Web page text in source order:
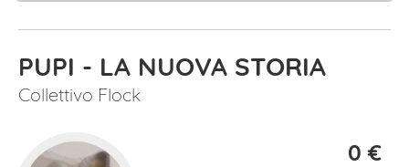
PUPI - LA NUOVA STORIA
Collettivo Flock
0 €